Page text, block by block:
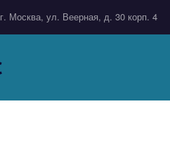
г. Москва, ул. Веерная, д. 30 корп. 4